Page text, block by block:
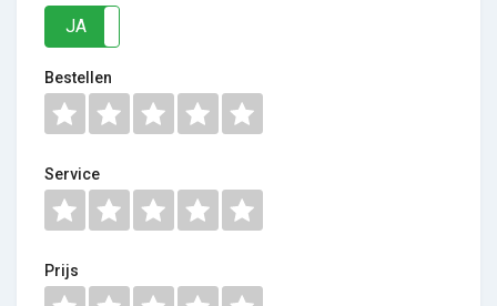
JA
Bestellen
Service
Prijs